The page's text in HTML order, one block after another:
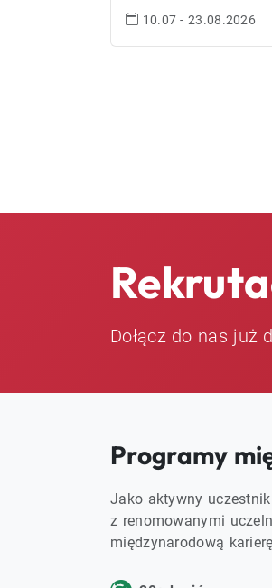
10.07 - 23.08.2026
Dołącz do nas już
Programy
Jako aktywny
z renomowanymi
międzynarodową